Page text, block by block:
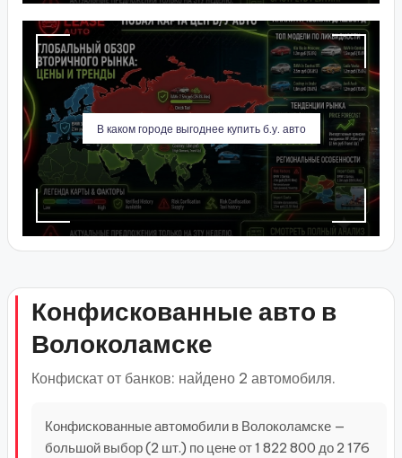
В каком городе выгоднее купить б.у. авто
Конфискованные авто в
Волоколамске
Конфискат от банков: найдено 2 автомобиля.
Конфискованные автомобили в Волоколамске —
большой выбор (2 шт.) по цене от 1 822 800 до 2 176